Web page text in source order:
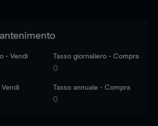
- Vendi Tasso giornaliero - Compra
0
Vendi Tasso annuale - Compra
0